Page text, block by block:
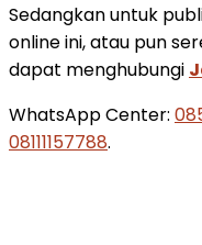
Sedangkan untuk
online ini, atau pun
dapat menghubungi
WhatsApp Center:
08111157788.